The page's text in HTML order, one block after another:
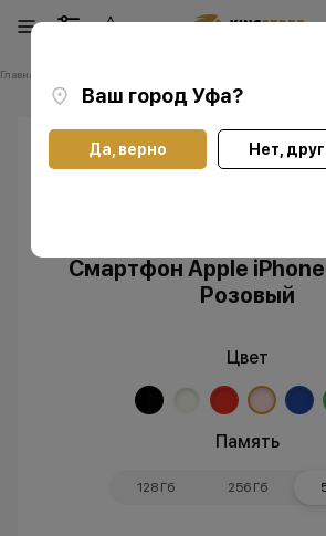
Ваш город Уфа?
Да, верно Нет,
Главная
Смартфон Apple iPhone
Розовый
Цвет
Память
128 Гб 256 Гб